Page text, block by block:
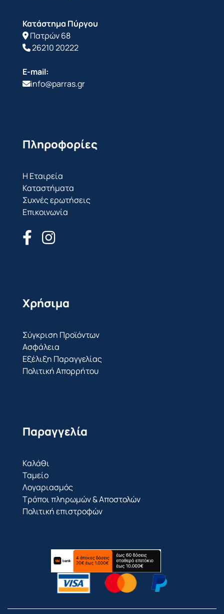
Κατάστημα Πύργου
Πατρών 68
26210 20222
E-mail:
info@parras.gr
Πληροφορίες
Η Εταιρεία
Καταστήματα
Συχνές ερωτήσεις
Επικοινωνία
Χρήσιμα
Σύγκριση Προϊόντων
Ασφάλεια
Εξέλιξη Παραγγελίας
Πολιτική Απορρήτου
Παραγγελία
Καλάθι
Ταμείο
Λογαριασμός
Τρόποι πληρωμών & Αποστολών
Πολιτική επιστροφών